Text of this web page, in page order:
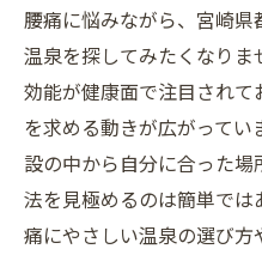
腰痛に悩みながら、宮崎
温泉を探してみたくなり
効能が健康面で注目され
を求める動きが広がって
設の中から自分に合った
法を見極めるのは簡単で
痛にやさしい温泉の選び